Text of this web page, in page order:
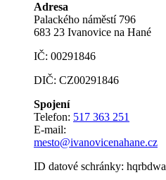
Adresa
Palackého náměstí 796
683 23 Ivanovice na Hané
IČ: 00291846
DIČ: CZ00291846
Spojení
Telefon: 517 363 251
E-mail:
mesto@ivanovicenahane.cz
ID datové schránky: hqrbdwa